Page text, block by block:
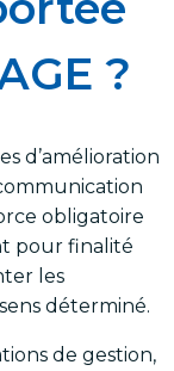
?
d’amélioration
obligatoire
pour finalité
les
déterminé.
de gestion,